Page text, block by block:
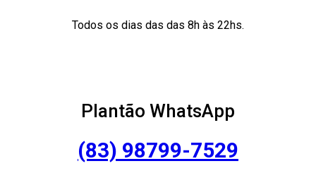
Todos os dias das das 8h às 22hs.
Plantão WhatsApp
(83) 98799-7529